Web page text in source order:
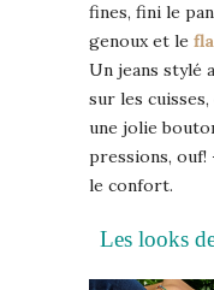
fines, fini le
genoux et le
Un jeans stylé
sur les
une jolie
pressions,
le confort.
Les looks